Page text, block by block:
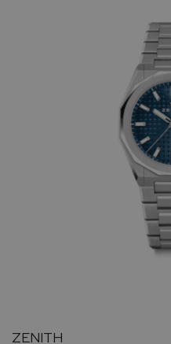
ZENITH